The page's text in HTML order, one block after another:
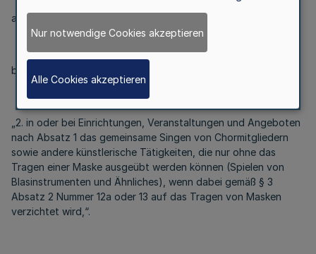
aa) Nummer 1 wird aufgehoben.
bb) Nummer 2 wird wie folgt gefasst:
„2. in oder bei Einrichtungen, Veranstaltungen und Angeboten
nach Absatz 1 das gemeinsame Singen von Chormitgliedern
sowie andere künstlerische Tätigkeiten, die nur ohne das
Tragen einer Maske ausgeübt werden können (Spielen von
Blasinstrumenten und Ähnliches), wenn dabei gemäß § 3
Absatz 2 Nummer 12a oder 13 auf das Tragen von Masken
verzichtet wird,“.
Nur notwendige Cookies akzeptieren
Alle Cookies akzeptieren